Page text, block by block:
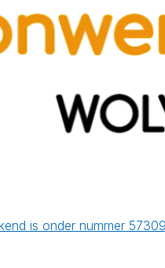
is onder nummer